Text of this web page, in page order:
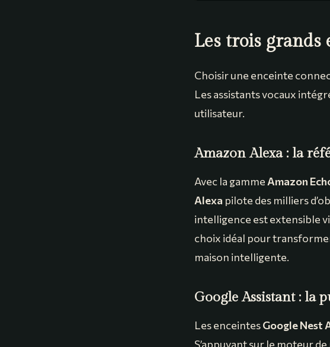
Les trois grands
Choisir une enceinte
Les assistants vocaux
utilisateur.
Amazon Alexa : la
Avec la gamme Amazon
Alexa pilote des milliers
intelligence est extensible
choix idéal pour
maison intelligente.
Google Assistant : la
Les enceintesGoogle Nest
S’appuyant sur le moteur